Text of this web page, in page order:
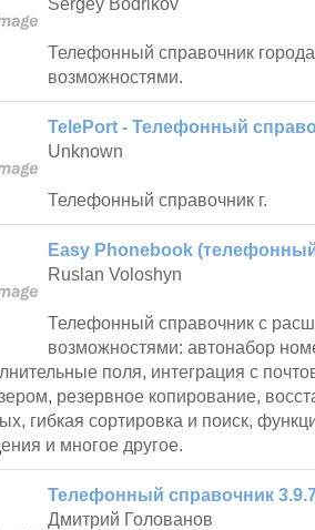
Sergey Bodrikov
Телефонный справочник
возможностями.
TelePort - Телефонный
Unknown
Телефонный справочник г.
Easy Phonebook
Ruslan Voloshyn
Телефонный справочник с
возможностями: автонабор
поля, интеграция с
резервное копирование,
гибкая сортировка и поиск,
и многое другое.
Телефонный справочник
Дмитрий Голованов